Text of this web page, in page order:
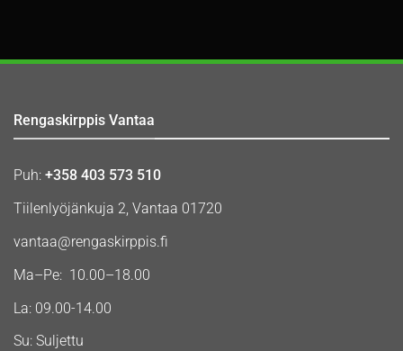
Rengaskirppis Vantaa
Puh: +358 403 573 510
Tiilenlyöjänkuja 2, Vantaa 01720
vantaa@rengaskirppis.fi
Ma–Pe: 10.00–18.00
La: 09.00-14.00
Su: Suljettu